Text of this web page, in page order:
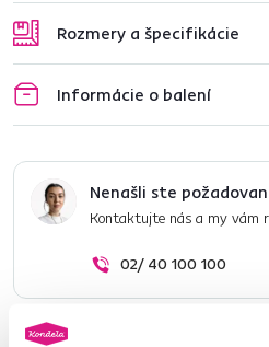
Rozmery a špecifikácie
Informácie o balení
Nenašli ste
Kontaktujte nás a my vám
02/ 40 100 100